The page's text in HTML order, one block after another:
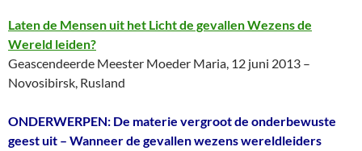
Laten de Mensen uit het Licht de gevallen Wezens de
Wereld leiden?
Geascendeerde Meester Moeder Maria, 12 juni 2013 –
Novosibirsk, Rusland
ONDERWERPEN: De materie vergroot de onderbewuste
geest uit – Wanneer de gevallen wezens wereldleiders